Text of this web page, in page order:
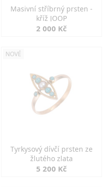
Masivní stříbrný prsten -
kříž JOOP
2 000 Kč
NOVÉ
Tyrkysový dívčí prsten ze
žlutého zlata
5 200 Kč